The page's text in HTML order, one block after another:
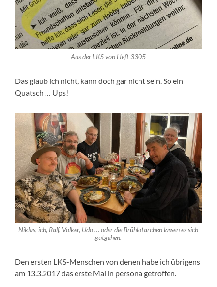
Aus der LKS von Heft 3305
Das glaub ich nicht, kann doch gar nicht sein. So ein
Quatsch … Ups!
Niklas, ich, Ralf, Volker, Udo … oder die Brühlotarchen lassen es sich
gutgehen.
Den ersten LKS-Menschen von denen habe ich übrigens
am 13.3.2017 das erste Mal in persona getroffen.